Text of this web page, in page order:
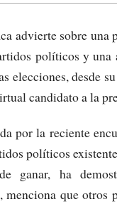
advierte sobre
políticos y una
elecciones, desde
candidato a la
por la reciente
políticos
ganar, ha
menciona que otros